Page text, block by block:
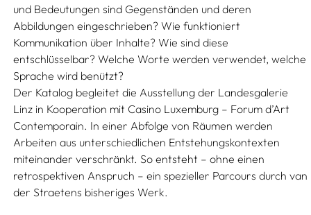
und Bedeutungen sind Gegenständen und deren
Abbildungen eingeschrieben? Wie funktioniert
Kommunikation über Inhalte? Wie sind diese
entschlüsselbar? Welche Worte werden verwendet, welche
Sprache wird benützt?
Der Katalog begleitet die Ausstellung der Landesgalerie
Linz in Kooperation mit Casino Luxemburg – Forum d’Art
Contemporain. In einer Abfolge von Räumen werden
Arbeiten aus unterschiedlichen Entstehungskontexten
miteinander verschränkt. So entsteht – ohne einen
retrospektiven Anspruch – ein spezieller Parcours durch van
der Straetens bisheriges Werk.